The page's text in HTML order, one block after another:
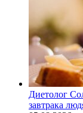
Диетолог
завтрака